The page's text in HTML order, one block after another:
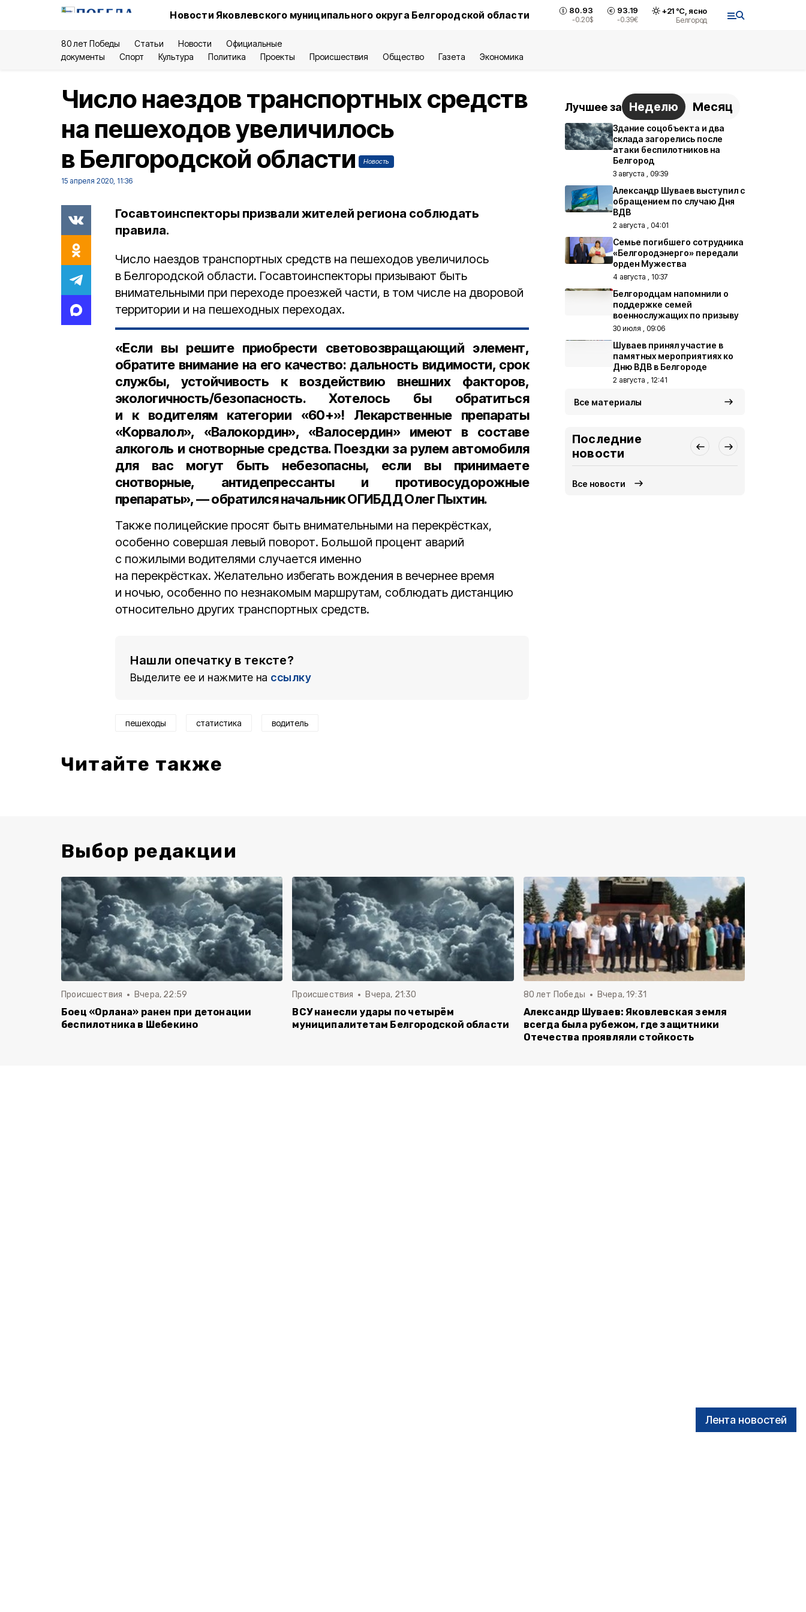
Новости Яковлевского муниципального округа Белгородской области 80.93
-0.20$
93.19
-0.39€
+21°С, ясно
Белгород
80 лет Победы Статьи Новости
Официальные
документы
Спорт Культура Политика Проекты Происшествия Общество Газета Экономика
Лента новостей
Число наездов транспортных средств
на пешеходов увеличилось
в Белгородской области
Новость
15 апреля 2020, 11:36
Госавтоинспекторы призвали жителей региона соблюдать
правила.
Число наездов транспортных средств на пешеходов увеличилось
в Белгородской области. Госавтоинспекторы призывают быть
внимательными при переходе проезжей части, в том числе на дворовой
территории и на пешеходных переходах.
«Если вы решите приобрести световозвращающий элемент,
обратите внимание на его качество: дальность видимости, срок
службы, устойчивость к воздействию внешних факторов,
экологичность/безопасность. Хотелось бы обратиться
и к водителям категории «60+»! Лекарственные препараты
«Корвалол», «Валокордин», «Валосердин» имеют в составе
алкоголь и снотворные средства. Поездки за рулем автомобиля
для вас могут быть небезопасны, если вы принимаете
снотворные, антидепрессанты и противосудорожные
препараты», — обратилсяначальник ОГИБДД Олег Пыхтин.
Также полицейские просят быть внимательными на перекрёстках,
особенно совершая левый поворот. Большой процент аварий
с пожилыми водителями случается именно
на перекрёстках. Желательно избегать вождения в вечернее время
и ночью, особенно по незнакомым маршрутам, соблюдать дистанцию
относительно других транспортных средств.
Нашли опечатку в тексте?
Выделите ее и нажмите на ссылку
пешеходы статистика водитель
Читайте также
Лучшее за Неделю Месяц
Здание соцобъекта и два
склада загорелись после
атаки беспилотников на
Белгород
3 августа , 09:39
Александр Шуваев выступил с
обращением по случаю Дня
ВДВ
2 августа , 04:01
Семье погибшего сотрудника
«Белгородэнерго» передали
орден Мужества
4 августа , 10:37
Белгородцам напомнили о
поддержке семей
военнослужащих по призыву
30 июля , 09:06
Шуваев принял участие в
памятных мероприятиях ко
Дню ВДВ в Белгороде
2 августа , 12:41
Все материалы
Последние
новости
Все новости
Выбор редакции
Происшествия Вчера, 22:59
Боец «Орлана» ранен при детонации
беспилотника в Шебекино
Происшествия Вчера, 21:30
ВСУ нанесли удары по четырём
муниципалитетам Белгородской области
80 лет Победы Вчера, 19:31
Александр Шуваев: Яковлевская земля
всегда была рубежом, где защитники
Отечества проявляли стойкость